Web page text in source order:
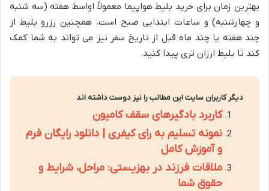
بهترین زمان برای خرید بلیط هواپیما معمولاً اواسط هفته (سه شنبه
و چهارشنبه) و ساعات ابتدایی صبح است. همچنین رزرو بلیط از
چند هفته یا چند ماه قبل از تاریخ سفر نیز می تواند به شما کمک
کند تا بلیط ارزان تری پیدا کنید.
دیگر کاربران سایت این مطالب را نیز دوست داشته اند
کاربرد بادگیرهای سقف کامیون
نمونه تسلیم به رای کیفری | دانلود رایگان فرم
و آموزش کامل
ملاقات فرزند در بهزیستی: مراحل، شرایط و
حقوق شما